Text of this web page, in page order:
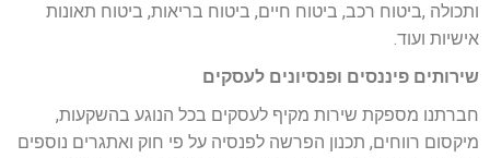
ותכולה ,ביטוח רכב, ביטוח חיים, ביטוח בריאות, ביטוח תאונות
אישיות ועוד.
שירותים פיננסים ופנסיונים לעסקים
חברתנו מספקת שירות מקיף לעסקים בכל הנוגע בהשקעות,
מיקסום רווחים, תכנון הפרשה לפנסיה על פי חוק ואתגרים נוספים